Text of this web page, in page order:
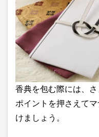
香典を包む際には、さ
ポイントを押さえて
けましょう。